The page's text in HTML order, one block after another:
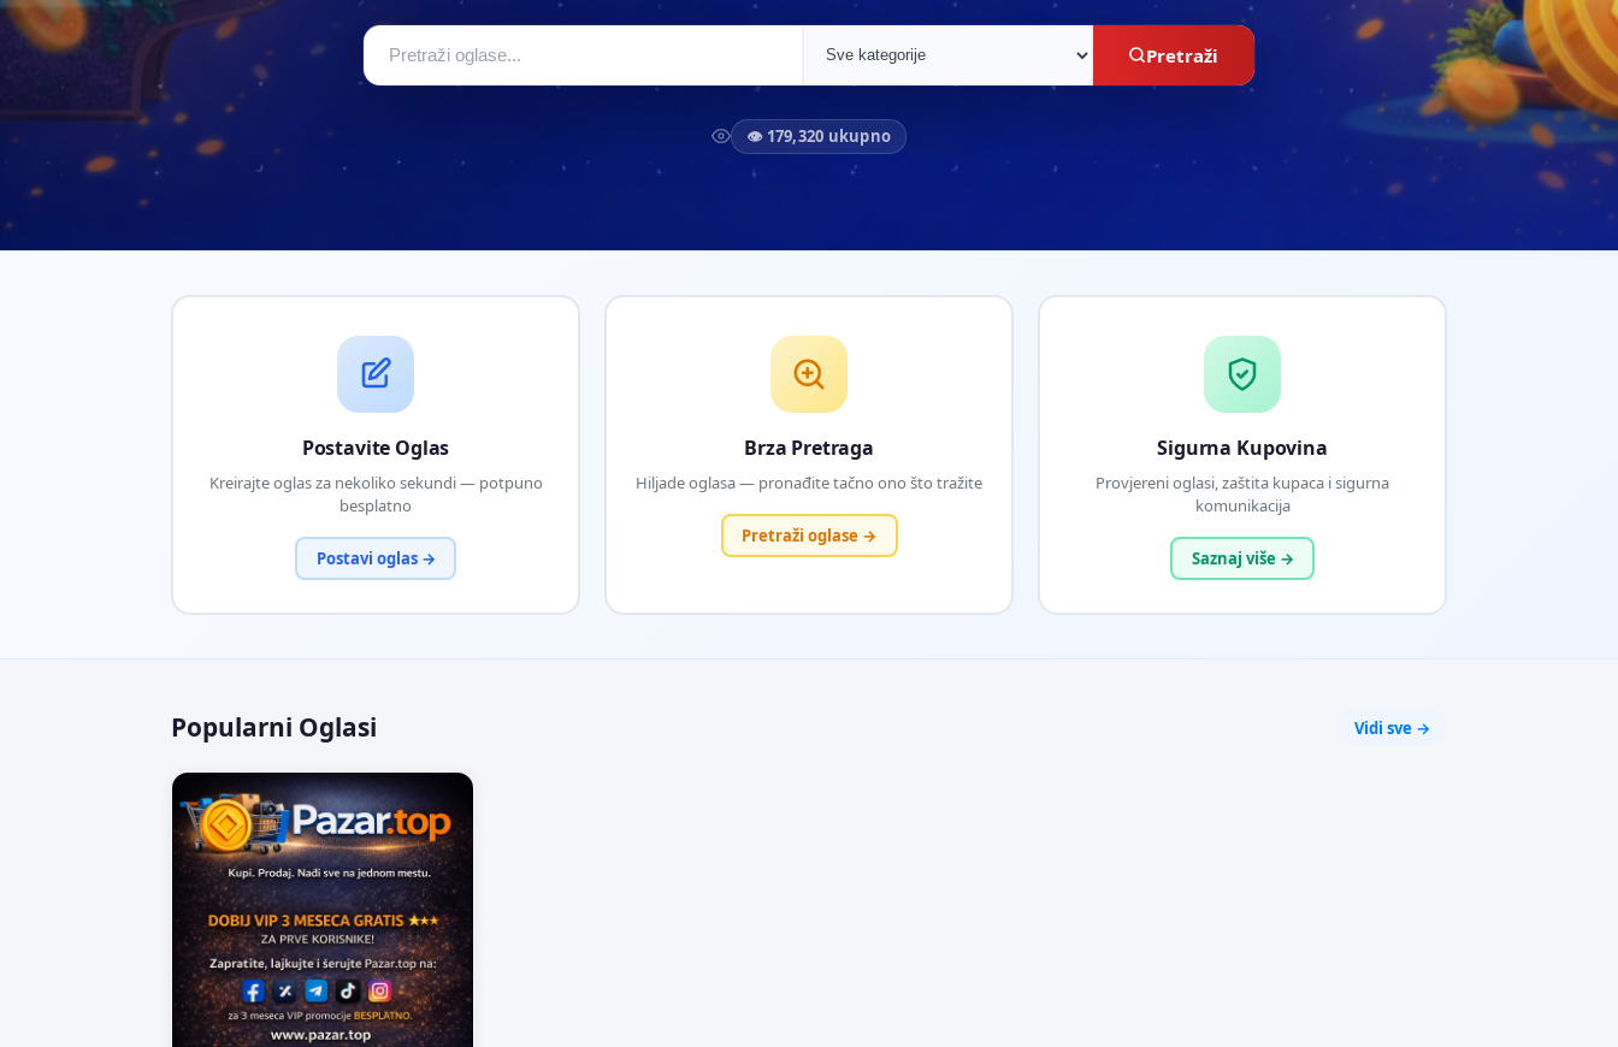
Pretraži
👁 179,320 ukupno
Postavite Oglas
Kreirajte oglas za nekoliko sekundi — potpuno
besplatno
Postavi oglas →
Brza Pretraga
Hiljade oglasa — pronađite tačno ono što tražite
Pretraži oglase →
Sigurna Kupovina
Provjereni oglasi, zaštita kupaca i sigurna
komunikacija
Saznaj više →
Popularni Oglasi Vidi sve →